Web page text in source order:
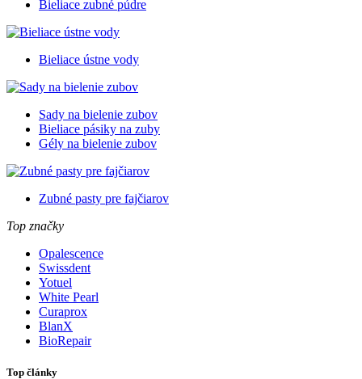
Bieliace zubné púdre
Bieliace ústne vody
Sady na bielenie zubov
Bieliace pásiky na zuby
Gély na bielenie zubov
Zubné pasty pre fajčiarov
Top značky
Opalescence
Swissdent
Yotuel
White Pearl
Curaprox
BlanX
BioRepair
Top články